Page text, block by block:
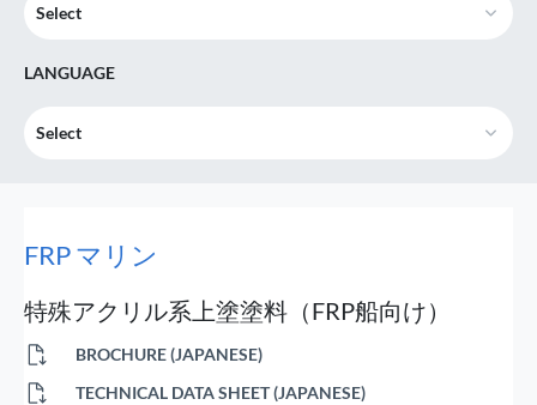
Select
LANGUAGE
Select
FRP マリン
特殊アクリル系上塗塗料（FRP船向け）
BROCHURE (JAPANESE)
TECHNICAL DATA SHEET (JAPANESE)